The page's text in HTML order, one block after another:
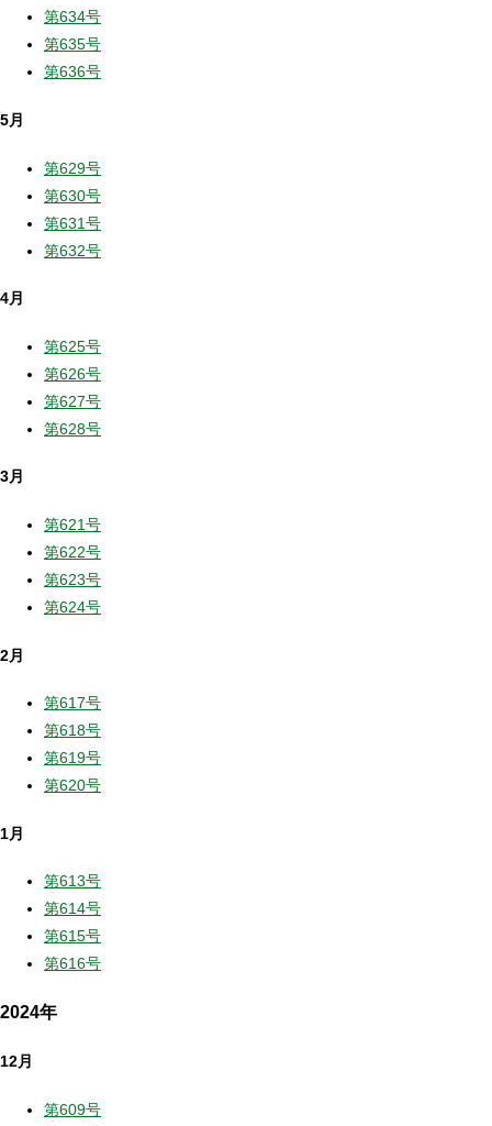
第634号
第635号
第636号
5月
第629号
第630号
第631号
第632号
4月
第625号
第626号
第627号
第628号
3月
第621号
第622号
第623号
第624号
2月
第617号
第618号
第619号
第620号
1月
第613号
第614号
第615号
第616号
2024年
12月
第609号